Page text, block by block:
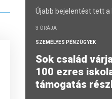
Újabb bejelentést tett a
3 ÓRÁJA
SZEMÉLYES PÉNZÜGYEK
Sok család
100 ezres
támogatás